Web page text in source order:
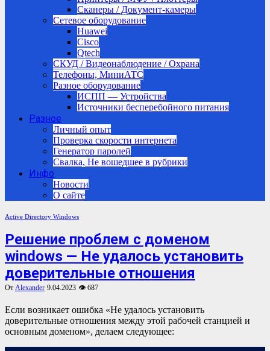
Сканеры / Документ-камеры
Сетевое оборудование
Huawei
Cisco
Qtech
СКУД / Видеонаблюдение / Охрана
Телефоны, МиниАТС
Разное оборудование
ИСПП — Устройства
Источники бесперебойного питания
Разное
Личный опыт
Проверка скорости интернета
Генератор паролей
Свалка, Не вошедшее в рубрики
Инфо
Новости
О сайте
Active Directory Windows
Решение проблем с доменом
windows — Не удалось установить
доверительные отношения
От Alexander 9.04.2023 👁 687
Если возникает ошибка «Не удалось установить
доверительные отношения между этой рабочей станцией и
основным доменом», делаем следующее: